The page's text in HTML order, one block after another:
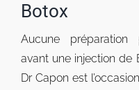
Botox
Aucune préparation
avant une injection de
Dr Capon est